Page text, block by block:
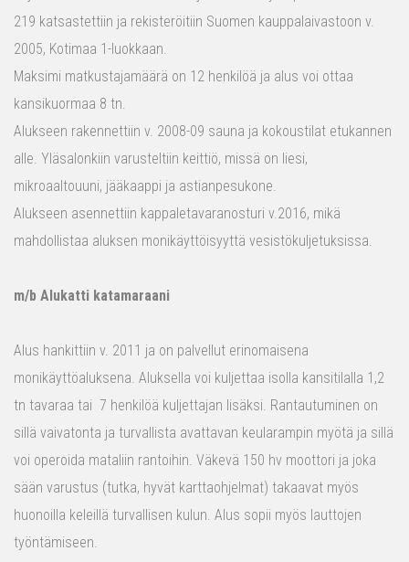
219 katsastettiin ja rekisteröitiin Suomen kauppalaivastoon v.
2005, Kotimaa 1-luokkaan.
Maksimi matkustajamäärä on 12 henkilöä ja alus voi ottaa
kansikuormaa 8 tn.
Alukseen rakennettiin v. 2008-09 sauna ja kokoustilat etukannen
alle. Yläsalonkiin varusteltiin keittiö, missä on liesi,
mikroaaltouuni, jääkaappi ja astianpesukone.
Alukseen asennettiin kappaletavaranosturi v.2016, mikä
mahdollistaa aluksen monikäyttöisyyttä vesistökuljetuksissa.
m/b Alukatti katamaraani
Alus hankittiin v. 2011 ja on palvellut erinomaisena
monikäyttöaluksena. Aluksella voi kuljettaa isolla kansitilalla 1,2
tn tavaraa tai 7 henkilöä kuljettajan lisäksi. Rantautuminen on
sillä vaivatonta ja turvallista avattavan keularampin myötä ja sillä
voi operoida mataliin rantoihin. Väkevä 150 hv moottori ja joka
sään varustus (tutka, hyvät karttaohjelmat) takaavat myös
huonoilla keleillä turvallisen kulun. Alus sopii myös lauttojen
työntämiseen.